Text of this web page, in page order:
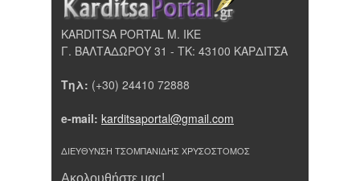
KARDITSA PORTAL Μ. ΙΚΕ
Γ. ΒΑΛΤΑΔΩΡΟΥ 31 - ΤΚ: 43100 ΚΑΡΔΙΤΣΑ
Τηλ: (+30) 24410 72888
e-mail: karditsaportal@gmail.com
ΔΙΕΥΘΥΝΣΗ ΤΣΟΜΠΑΝΙΔΗΣ ΧΡΥΣΟΣΤΟΜΟΣ
Ακολουθήστε μας!